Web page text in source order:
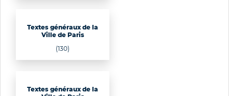
Textes généraux de la
Ville de Paris
(130)
Textes généraux de la